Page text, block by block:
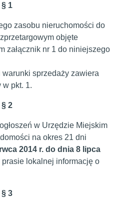
§ 1
zasobu nieruchomości do
objęte
załącznik nr 1 do niniejszego
sprzedaży zawiera
w pkt. 1.
§ 2
w Urzędzie Miejskim
na okres 21 dni
2014 r. do dnia 8 lipca
lokalnej informację o
§ 3